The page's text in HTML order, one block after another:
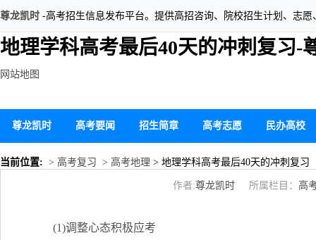
尊龙凯时 -高考招生信息发布平台。提供高招咨询、院校招生计划、志
地理学科高考最后40天的冲刺复习-
尊龙凯时 高考要闻 招生简章 高考志愿 民办高校
当前位置: > 高考复习 > 高考地理 > 地理学科高考最后40天的冲刺复习
作者:尊龙凯时 所属栏目： 高
(1)调整心态积极应考
网站地图